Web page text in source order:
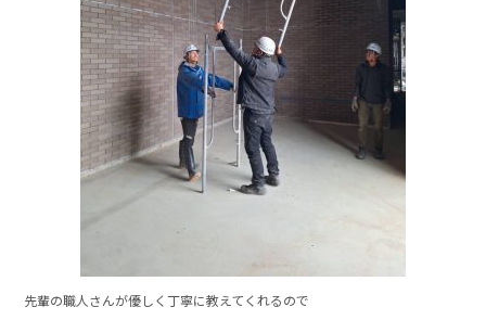
先輩の職人さんが優しく丁寧に教えてくれるので